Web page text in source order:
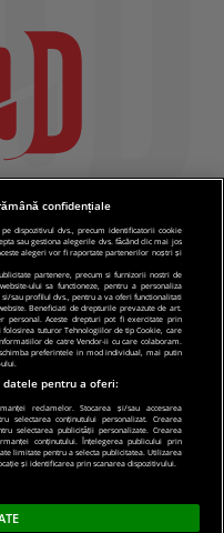
de Cookie|Politica
confidențiale
dispozitivul dvs., precum identificatorii cookie
sau gestiona alegerile dvs. făcând clic mai jos
alegeri vor fi raportate partenerilor noștri și
partenere, precum si furnizorii nostri de
ului sa functioneze, pentru a personaliza
sau profilul dvs., pentru a va oferi functionalitati
Beneficiati de drepturile prevazute de art.
personal. Aceste drepturi pot fi exercitate prin
folosirea tuturor Tehnologiilor de tip Cookie, care
de catre Vendor-ii cu care colaboram.
schimba preferintele in mod individual, mai putin
pentru a oferi:
reclamelor. Stocarea și/sau accesarea
conținutului personalizat. Crearea
selectarea publicității personalizate. Crearea
conținutului. Înțelegerea publicului prin
limitate pentru a selecta publicitatea. Utilizarea
și identificarea prin scanarea dispozitivului.